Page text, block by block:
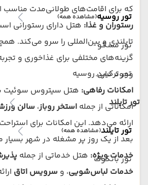
تور روسیه(مشاهده همه)
تور مسکو
تور ترکیبی روسیه
تور تایلند
تور تایلند(مشاهده همه)
تور بانکوک
که برای اقامت‌های طولانی‌مدت
رستوران و غذا: هتل دارای رستورانی
تایلندی و بین‌المللی را سرو می‌کند.
گزینه‌های مختلفی برای غذاخوری و
وجود دارد.
امکانات رفاهی: هتل سیتروس سوئیت
امکاناتی از جمله استخر روباز، سالن
ارائه می‌دهد. این امکانات برای
بعد از یک روز پر مشغله در شهر
خدمات ویژه: هتل خدماتی از جمله پذیرش ۲۴
خدمات لباس‌شویی، و سرویس اتاق